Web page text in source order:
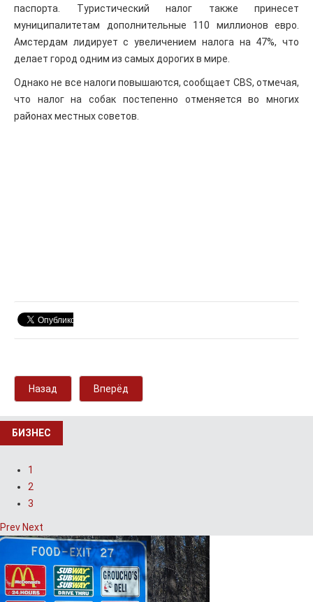
паспорта. Туристический налог также принесет
муниципалитетам дополнительные 110 миллионов евро.
Амстердам лидирует с увеличением налога на 47%, что
делает город одним из самых дорогих в мире.
Однако не все налоги повышаются, сообщает CBS, отмечая,
что налог на собак постепенно отменяется во многих
районах местных советов.
Назад Вперёд
БИЗНЕС
1
2
3
Prev Next